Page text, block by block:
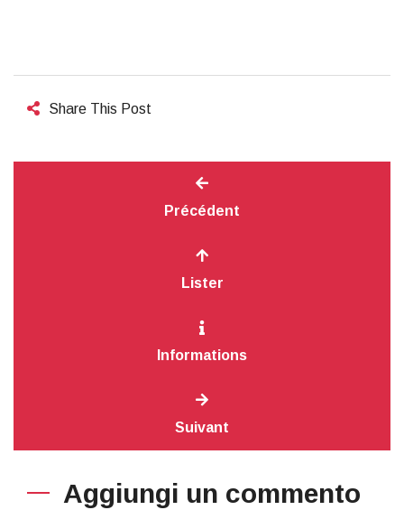
Share This Post
Précédent
Lister
Informations
Suivant
Aggiungi un commento